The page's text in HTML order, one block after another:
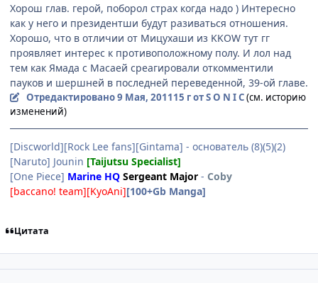
Хорош глав. герой, поборол страх когда надо ) Интересно
как у него и президентши будут разиваться отношения.
Хорошо, что в отличии от Мицухаши из KKOW тут гг
проявляет интерес к противоположному полу. И лол над
тем как Ямада с Масаей среагировали откомментили
пауков и шершней в последней переведенной, 39-ой главе.
Отредактировано9 Мая, 201115 гот S O N I C(см. историю
изменений)
[Discworld][Rock Lee fans][Gintama] - основатель (8)(5)(2)
[Naruto] Jounin [Taijutsu Specialist]
[One Piece] Marine HQ Sergeant Major - Coby
[baccano! team][KyoAni][100+Gb Manga]
Цитата